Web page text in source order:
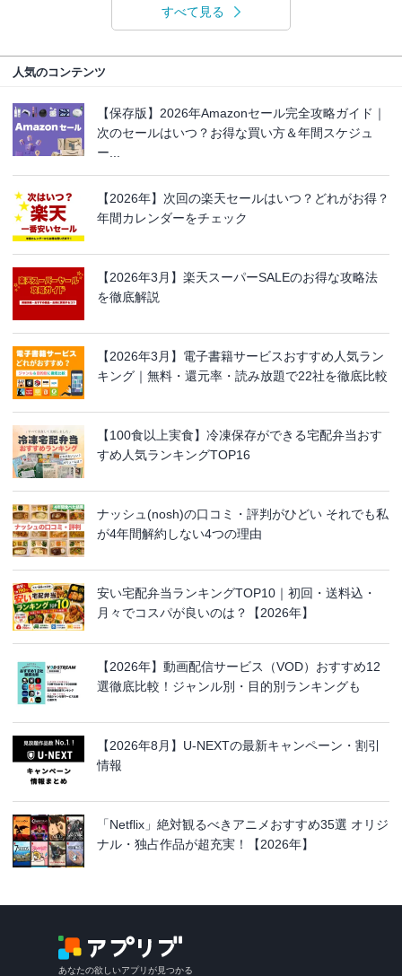
すべて見る
人気のコンテンツ
【保存版】2026年Amazonセール完全攻略ガイド｜
次のセールはいつ？お得な買い方＆年間スケジュ
ー...
【2026年】次回の楽天セールはいつ？どれがお得？
年間カレンダーをチェック
【2026年3月】楽天スーパーSALEのお得な攻略法
を徹底解説
【2026年3月】電子書籍サービスおすすめ人気ラン
キング｜無料・還元率・読み放題で22社を徹底比較
【100食以上実食】冷凍保存ができる宅配弁当おす
すめ人気ランキングTOP16
ナッシュ(nosh)の口コミ・評判がひどい それでも私
が4年間解約しない4つの理由
安い宅配弁当ランキングTOP10｜初回・送料込・
月々でコスパが良いのは？【2026年】
【2026年】動画配信サービス（VOD）おすすめ12
選徹底比較！ジャンル別・目的別ランキングも
【2026年8月】U-NEXTの最新キャンペーン・割引
情報
「Netflix」絶対観るべきアニメおすすめ35選 オリジ
ナル・独占作品が超充実！【2026年】
あなたの欲しいアプリが見つかる